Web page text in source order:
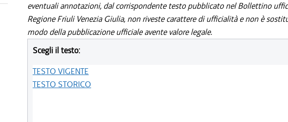
eventuali annotazioni, dal corrispondente testo pubblicato nel Bollettino
Regione Friuli Venezia Giulia, non riveste carattere di ufficialità e non è
modo della pubblicazione ufficiale avente valore legale.
Scegli il testo:
TESTO VIGENTE
TESTO STORICO